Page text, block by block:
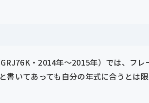
・2014年〜2015年）では、フ
書いてあっても自分の年式に合うとは